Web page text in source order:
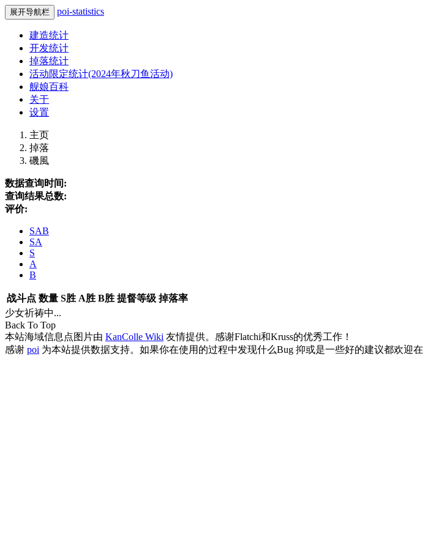
展开导航栏 poi-statistics
建造统计
开发统计
掉落统计
活动限定统计(2024年秋刀鱼活动)
舰娘百科
关于
设置
主页
掉落
磯風
数据查询时间:
查询结果总数:
评价:
SAB
SA
S
A
B
战斗点 数量 S胜 A胜 B胜 提督等级 掉落率
少女祈祷中...
Back To Top
本站海域信息点图片由 KanColle Wiki 友情提供。感谢Flatchi和Kruss的优秀工作！
感谢 poi 为本站提供数据支持。如果你在使用的过程中发现什么Bug 抑或是一些好的建议都欢迎在